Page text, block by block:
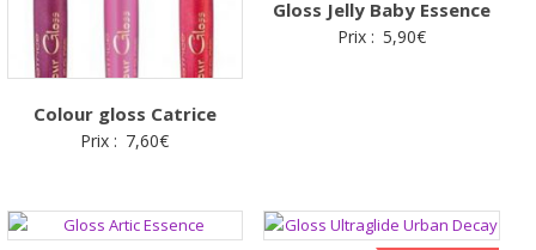
Colour gloss Catrice
Prix : 7,60€
Gloss Jelly Baby Essence
Prix : 5,90€